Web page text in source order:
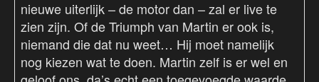
nieuwe uiterlijk – de motor dan – zal er live te
zien zijn. Of de Triumph van Martin er ook is,
niemand die dat nu weet… Hij moet namelijk
nog kiezen wat te doen. Martin zelf is er wel en